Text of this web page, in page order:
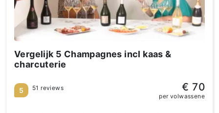
Vergelijk 5 Champagnes incl kaas &
charcuterie
5 51 reviews € 70
per volwassene